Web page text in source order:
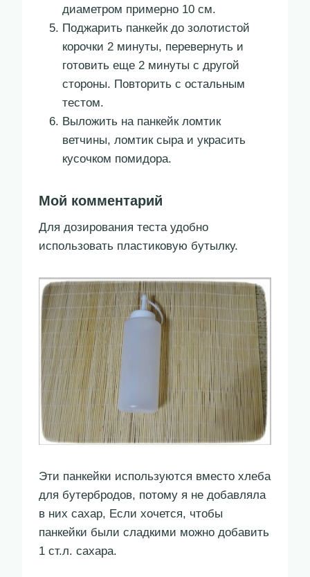
диаметром примерно 10 см.
Поджарить панкейк до золотистой
корочки 2 минуты, перевернуть и
готовить еще 2 минуты с другой
стороны. Повторить с остальным
тестом.
Выложить на панкейк ломтик
ветчины, ломтик сыра и украсить
кусочком помидора.
Мой комментарий
Для дозирования теста удобно
использовать пластиковую бутылку.
Эти панкейки используются вместо хлеба
для бутербродов, потому я не добавляла
в них сахар, Если хочется, чтобы
панкейки были сладкими можно добавить
1 ст.л. сахара.